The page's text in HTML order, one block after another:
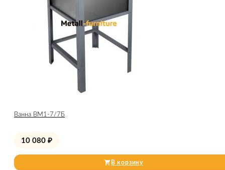
Ванна ВМ1-7/7Б
10 080 ₽
В корзину